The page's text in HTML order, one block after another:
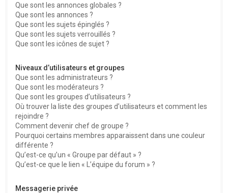
Que sont les annonces globales ?
Que sont les annonces ?
Que sont les sujets épinglés ?
Que sont les sujets verrouillés ?
Que sont les icônes de sujet ?
Niveaux d’utilisateurs et groupes
Que sont les administrateurs ?
Que sont les modérateurs ?
Que sont les groupes d’utilisateurs ?
Où trouver la liste des groupes d’utilisateurs et comment les
rejoindre ?
Comment devenir chef de groupe ?
Pourquoi certains membres apparaissent dans une couleur
différente ?
Qu’est-ce qu’un « Groupe par défaut » ?
Qu’est-ce que le lien « L’équipe du forum » ?
Messagerie privée